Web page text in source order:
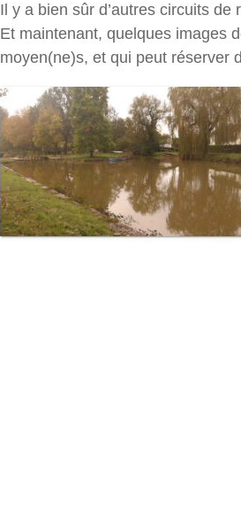
Il y a bien sûr d’autres circuits
Et maintenant, quelques images
moyen(ne)s, et qui peut réserver